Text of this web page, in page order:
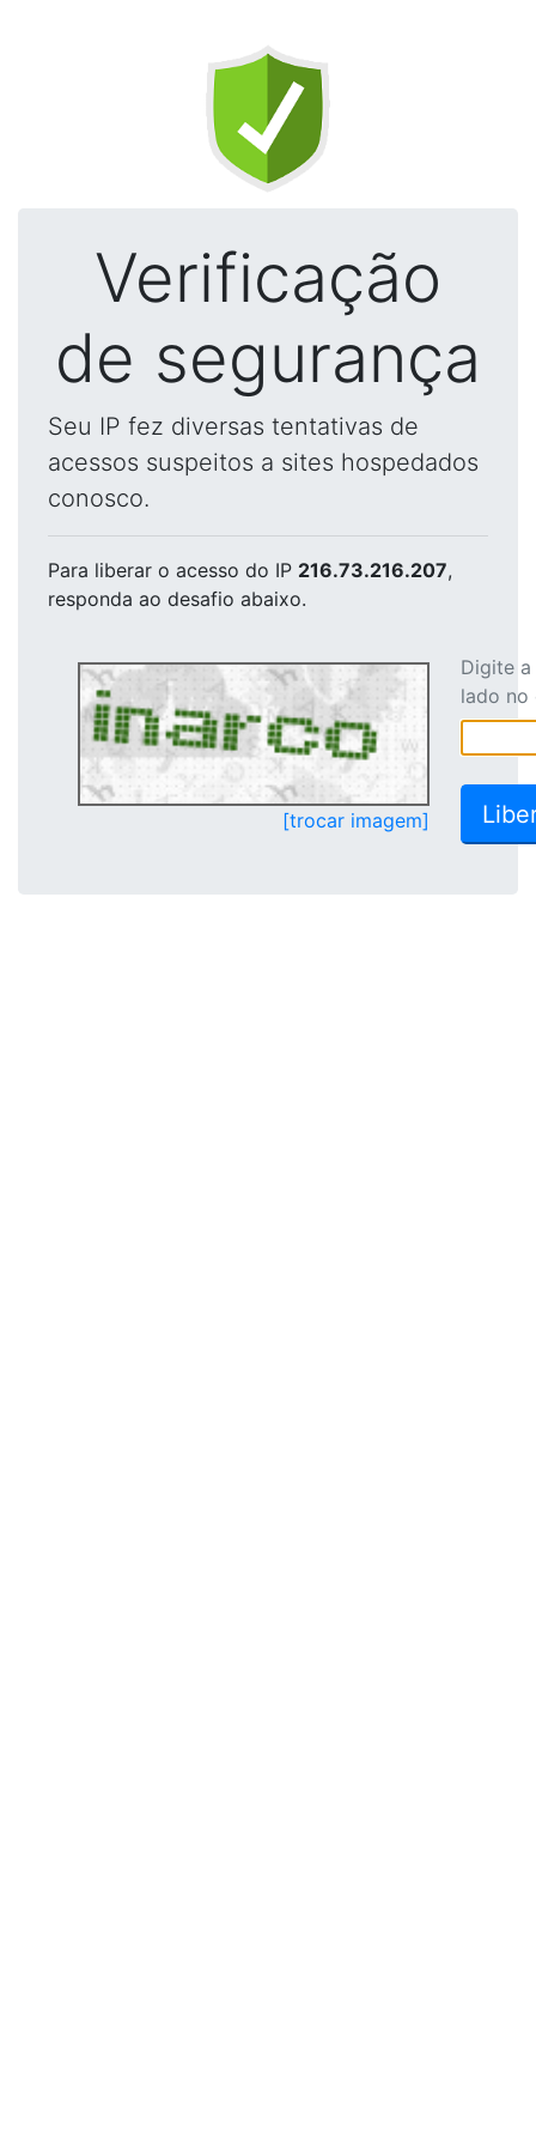
Verificação
de segurança
Seu IP fez diversas tentativas de
acessos suspeitos a sites hospedados
conosco.
Para liberar o acesso do IP 216.73.216.207,
responda ao desafio abaixo.
[trocar imagem]
Digite
lado no